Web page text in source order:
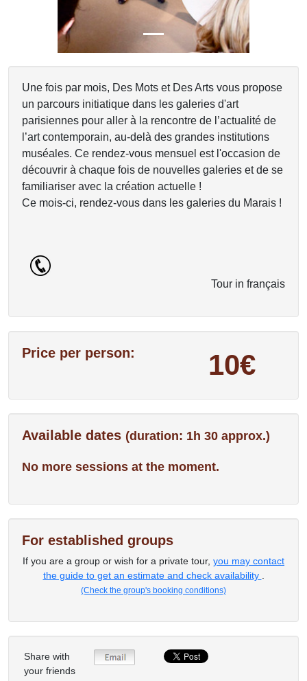
Une fois par mois, Des Mots et Des Arts vous propose
un parcours initiatique dans les galeries d'art
parisiennes pour aller à la rencontre de l’actualité de
l’art contemporain, au-delà des grandes institutions
muséales. Ce rendez-vous mensuel est l'occasion de
découvrir à chaque fois de nouvelles galeries et de se
familiariser avec la création actuelle !
Ce mois-ci, rendez-vous dans les galeries du Marais !
Tour in français
Price per person: 10€
Available dates (duration: 1h 30 approx.)
No more sessions at the moment.
For established groups
If you are a group or wish for a private tour, you may contact
the guide to get an estimate and check availability
(Check the group's booking conditions)
Share with
your friends